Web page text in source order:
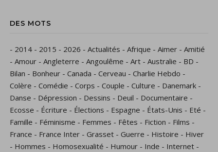
DES MOTS
- 2014 - 2015 - 2026 - Actualités - Afrique - Aimer - Amitié
- Amour - Angleterre - Angoulême - Art - Australie - BD -
Bilan - Bonheur - Canada - Cerveau - Charlie Hebdo -
Colère - Comédie - Corps - Couple - Culture - Danemark -
Danse - Dépression - Dessins - Deuil - Documentaire -
Ecosse - Écriture - Élections - Espagne - États-Unis - Eté -
Famille - Féminisme - Femmes - Fêtes - Fiction - Films -
France - France Inter - Grasset - Guerre - Histoire - Hiver
- Hommes - Homosexualité - Humour - Inde - Internet -